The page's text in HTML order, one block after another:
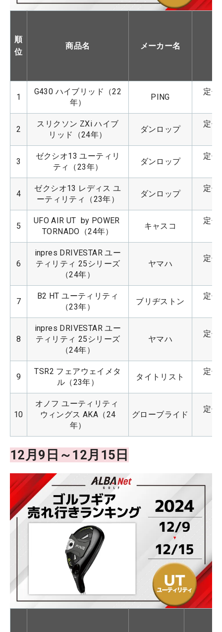
順
位
商品名 メーカー名
1
G430 ハイブリッド（22
年）
PING
定価
2
スリクソン ZXi ハイブ
リッド（24年）
ダンロップ
定価
3
ゼクシオ13 ユーティリ
ティ（23年）
ダンロップ
定価
4
ゼクシオ13 レディス ユ
ーティリティ（23年）
ダンロップ
定価
5
UFO AIR UT  by POWER
TORNADO（24年）
キャスコ
定価
6
inpres DRIVESTAR ユー
ティリティ 25シリーズ
（24年）
ヤマハ
定価
7
B2 HT ユーティリティ
（23年）
ブリヂストン
定価
8
inpres DRIVESTAR ユー
ティリティ 25シリーズ
（24年）
ヤマハ
定価
9
TSR2 フェアウェイメタ
ル（23年）
タイトリスト
定価
10
オノフ ユーティリティ
ウィングス AKA（24
年）
グローブライド
定価
12月9日～12月15日